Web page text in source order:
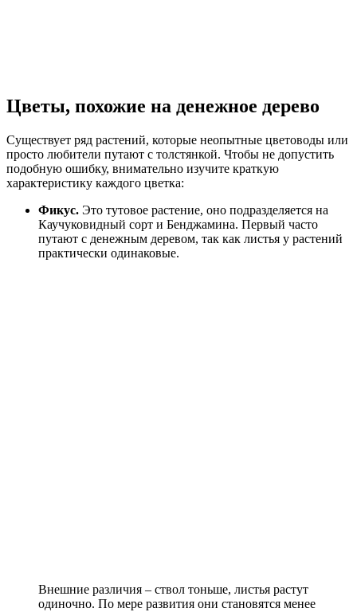
Цветы, похожие на денежное дерево
Существует ряд растений, которые неопытные цветоводы или
просто любители путают с толстянкой. Чтобы не допустить
подобную ошибку, внимательно изучите краткую
характеристику каждого цветка:
Фикус. Это тутовое растение, оно подразделяется на
Каучуковидный сорт и Бенджамина. Первый часто
путают с денежным деревом, так как листья у растений
практически одинаковые.
Внешние различия – ствол тоньше, листья растут
одиночно. По мере развития они становятся менее